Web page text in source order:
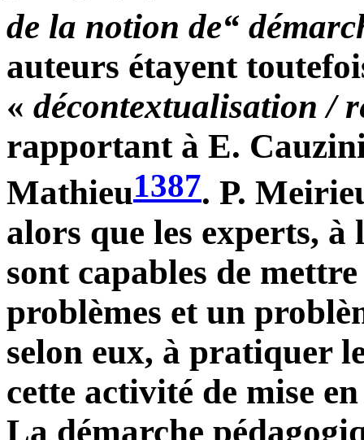
de la notion de“
auteurs étayent
« décontextualisation /
rapportant à E.
Mathieu1387. P.
alors que les experts, à
sont capables de
problèmes et un
selon eux, à pratiquer
cette activité de mise
La démarche